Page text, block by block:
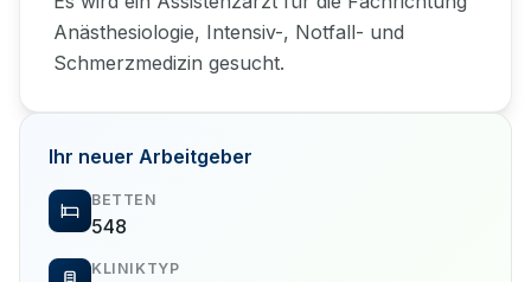
Anästhesiologie, Intensiv-, Notfall- und
Schmerzmedizin gesucht.
Ihr neuer Arbeitgeber
BETTEN
548
KLINIKTYP